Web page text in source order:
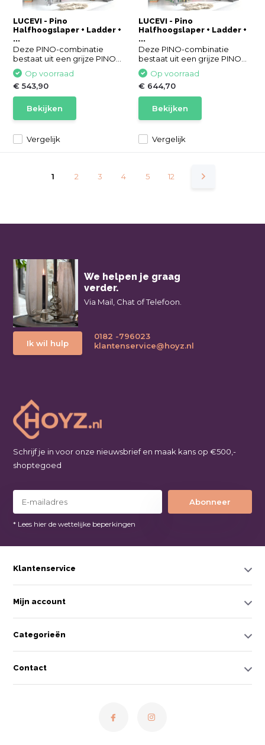
LUCEVI - Pino
Halfhoogslaper + Ladder +
...
Deze PINO-combinatie
bestaat uit een grijze PINO...
Vergelijk
Op voorraad
€ 543,90
Bekijken
LUCEVI - Pino
Halfhoogslaper + Ladder +
...
Deze PINO-combinatie
bestaat uit een grijze PINO...
Vergelijk
Op voorraad
€ 644,70
Bekijken
1 2 3 4 5 12
We helpen je graag
verder.
Via Mail, Chat of Telefoon.
Ik wil hulp
0182 -796023
klantenservice@hoyz.nl
Schrijf je in voor onze nieuwsbrief en maak kans op €500,-
shoptegoed
Abonneer
* Lees hier de wettelijke beperkingen
Klantenservice
Mijn account
Categorieën
Contact